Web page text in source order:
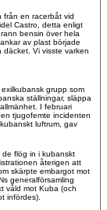
från en racerbåt vid
Castro, detta enligt
bensin över hela
av plast började
Vi visste varken
grupp som
ställningar, släppa
I februari
tjugofemte incidenten
luftrum, gav
de flög in i kubanskt
återigen att
skärpte embargot mot
generalförsamling
våld mot Kuba (och
infördes).